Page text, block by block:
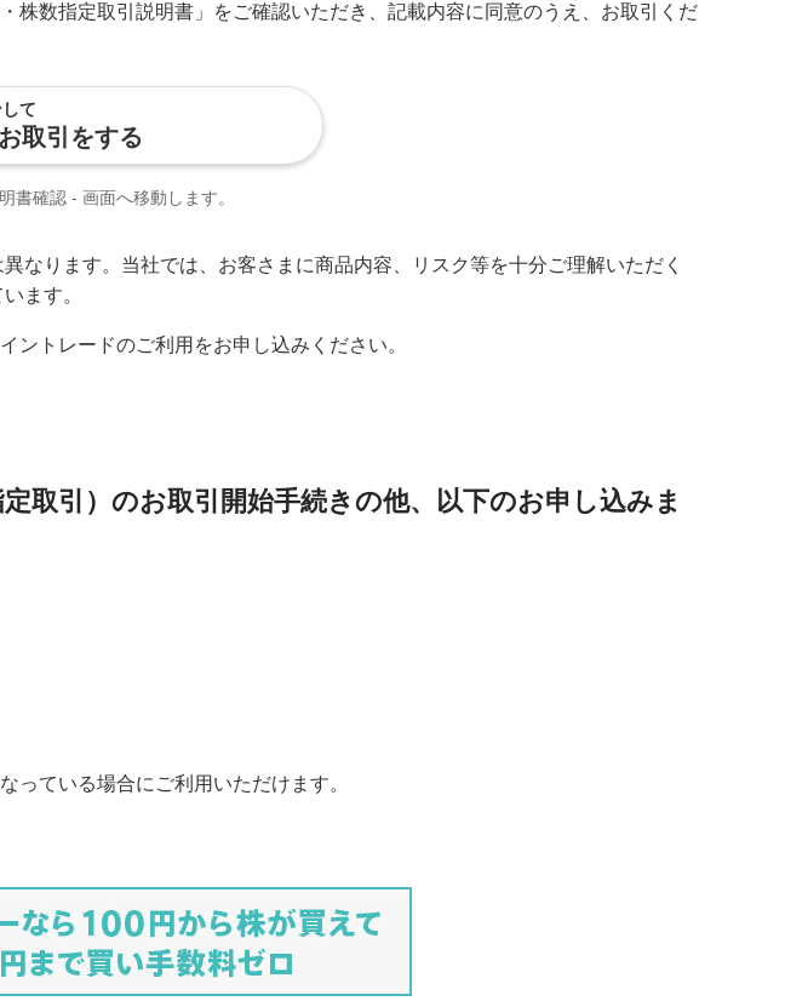
株数指定取引説明書」をご確認いただき、記載内容に同意のうえ、お取引くだ
て
取引をする
書確認 - 画面へ移動します。
なります。当社では、お客さまに商品内容、リスク等を十分ご理解いただく
ます。
ントレードのご利用をお申し込みください。
取引）のお取引開始手続きの他、以下のお申し込みま
っている場合にご利用いただけます。